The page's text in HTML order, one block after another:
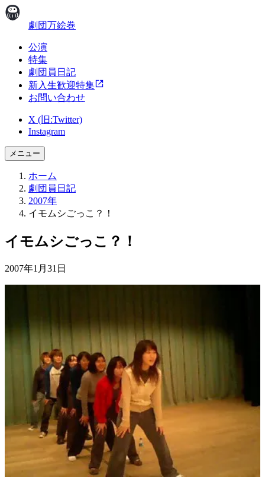
劇団万絵巻
公演
特集
劇団員日記
新入生歓迎特集
お問い合わせ
X (旧:Twitter)
Instagram
メニュー
ホーム
劇団員日記
2007年
イモムシごっこ？！
イモムシごっこ？！
2007年1月31日